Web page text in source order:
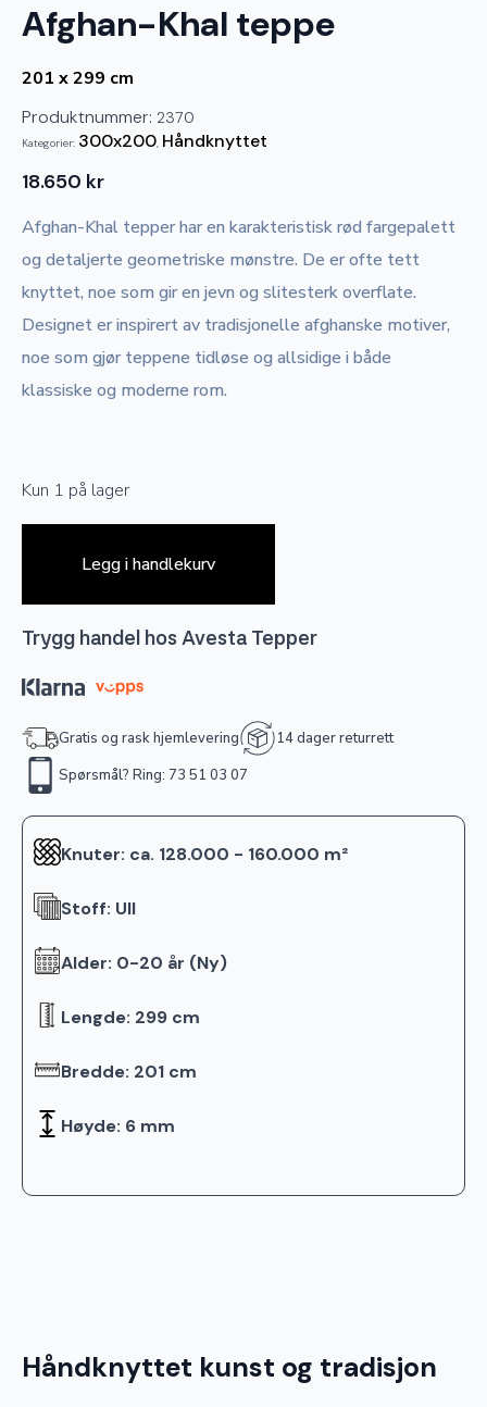
Afghan-Khal teppe
201 x 299 cm
Produktnummer: 2370
Kategorier: 300x200 Håndknyttet
18.650 kr
Afghan-Khal tepper har en karakteristisk rød fargepalett
og detaljerte geometriske mønstre. De er ofte tett
knyttet, noe som gir en jevn og slitesterk overflate.
Designet er inspirert av tradisjonelle afghanske motiver,
noe som gjør teppene tidløse og allsidige i både
klassiske og moderne rom.
Kun 1 på lager
Legg i handlekurv
Trygg handel hos Avesta Tepper
Gratis og rask hjemlevering
14 dager returrett
Spørsmål? Ring: 73 51 03 07
Knuter: ca. 128.000 - 160.000 m²
Stoff: Ull
Alder: 0-20 år (Ny)
Lengde: 299 cm
Bredde: 201 cm
Høyde: 6 mm
Håndknyttet kunst og tradisjon